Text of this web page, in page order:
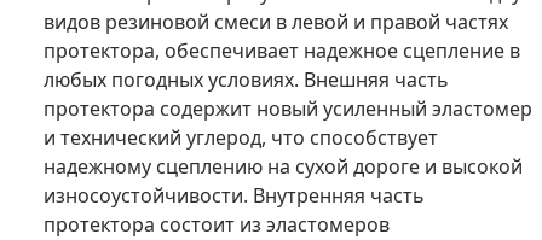
видов резиновой смеси в левой и правой частях
протектора, обеспечивает надежное сцепление в
любых погодных условиях. Внешняя часть
протектора содержит новый усиленный эластомер
и технический углерод, что способствует
надежному сцеплению на сухой дороге и высокой
износоустойчивости. Внутренняя часть
протектора состоит из эластомеров